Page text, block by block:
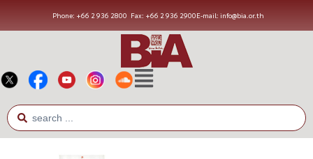
Phone: +66 2 936 2800 Fax: +66 2 936 2900E-mail: info@bia.or.th